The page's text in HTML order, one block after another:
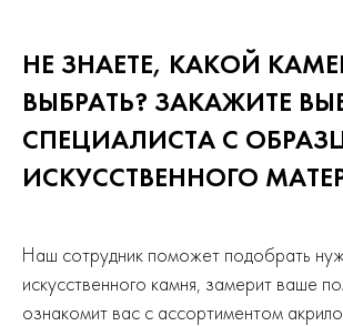
НЕ ЗНАЕТЕ, КАКОЙ
ВЫБРАТЬ? ЗАКАЖИТЕ
СПЕЦИАЛИСТА С
ИСКУССТВЕННОГО
Наш сотрудник поможет подобрать
искусственного камня, замерит ваше
ознакомит вас с ассортиментом